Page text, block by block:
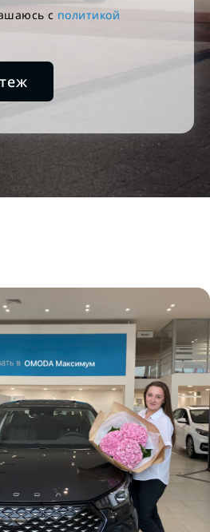
c политикой